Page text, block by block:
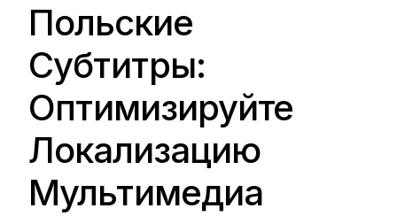
Польские
Субтитры:
Оптимизируйте
Локализацию
Мультимедиа